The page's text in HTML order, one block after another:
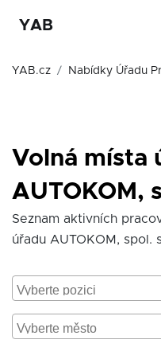
YAB
YAB.cz Nabídky Úřadu
Volná místa
AUTOKOM,
Seznam aktivních
úřadu AUTOKOM, spol.